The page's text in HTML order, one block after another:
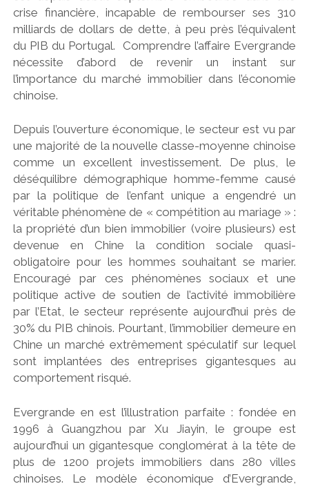
crise financière, incapable de rembourser ses 310
milliards de dollars de dette, à peu près l’équivalent
du PIB du Portugal. Comprendre l’affaire Evergrande
nécessite d’abord de revenir un instant sur
l’importance du marché immobilier dans l’économie
chinoise.
Depuis l’ouverture économique, le secteur est vu par
une majorité de la nouvelle classe-moyenne chinoise
comme un excellent investissement. De plus, le
déséquilibre démographique homme-femme causé
par la politique de l’enfant unique a engendré un
véritable phénomène de « compétition au mariage » :
la propriété d’un bien immobilier (voire plusieurs) est
devenue en Chine la condition sociale quasi-
obligatoire pour les hommes souhaitant se marier.
Encouragé par ces phénomènes sociaux et une
politique active de soutien de l’activité immobilière
par l’Etat, le secteur représente aujourd’hui près de
30% du PIB chinois. Pourtant, l’immobilier demeure en
Chine un marché extrêmement spéculatif sur lequel
sont implantées des entreprises gigantesques au
comportement risqué.
Evergrande en est l’illustration parfaite : fondée en
1996 à Guangzhou par Xu Jiayin, le groupe est
aujourd’hui un gigantesque conglomérat à la tête de
plus de 1200 projets immobiliers dans 280 villes
chinoises. Le modèle économique d’Evergrande,